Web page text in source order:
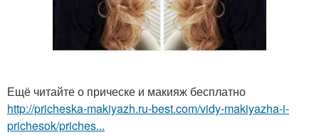
Ещё читайте о прическе и макияж бесплатно
http://pricheska-makiyazh.ru-best.com/vidy-makiyazha-i-
prichesok/priches...